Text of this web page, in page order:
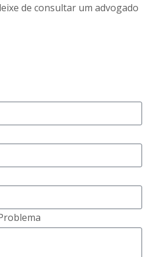
de consultar um advogado